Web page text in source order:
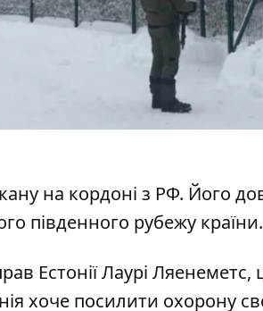
на кордоні з РФ. Його
південного рубежу країни.
Естонії Лаурі
хоче посилити охорону